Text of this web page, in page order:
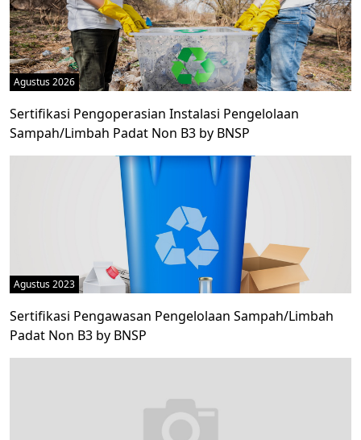
Agustus 2026
Sertifikasi Pengoperasian Instalasi Pengelolaan
Sampah/Limbah Padat Non B3 by BNSP
Agustus 2023
Sertifikasi Pengawasan Pengelolaan Sampah/Limbah
Padat Non B3 by BNSP